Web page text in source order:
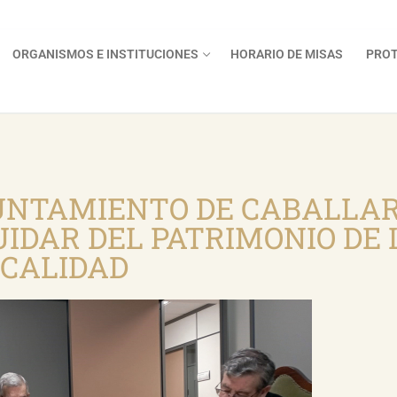
ORGANISMOS E INSTITUCIONES HORARIO DE MISAS
DE
DEL PATRIMONIO DE